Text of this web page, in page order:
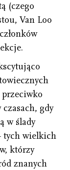
(czego
Van Loo
gdy
w ślady
tych wielkich
którzy
znanych